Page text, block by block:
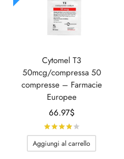
Cytomel T3
50mcg/compressa 50
compresse – Farmacie
Europee
66.97$
Aggiungi al carrello